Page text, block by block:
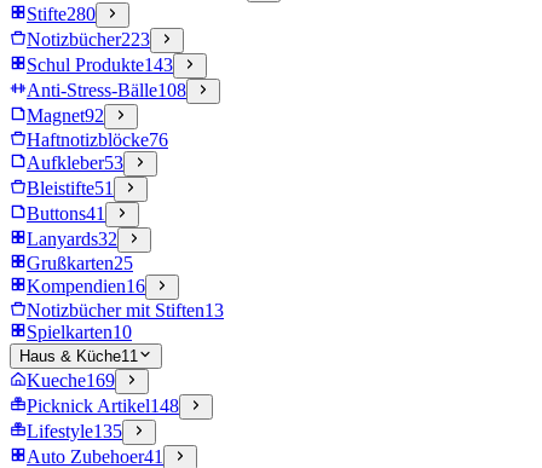
Stifte280
Notizbücher223
Schul Produkte143
Anti-Stress-Bälle108
Magnet92
Haftnotizblöcke76
Aufkleber53
Bleistifte51
Buttons41
Lanyards32
Grußkarten25
Kompendien16
Notizbücher mit Stiften13
Spielkarten10
Haus & Küche11
Kueche169
Picknick Artikel148
Lifestyle135
Auto Zubehoer41